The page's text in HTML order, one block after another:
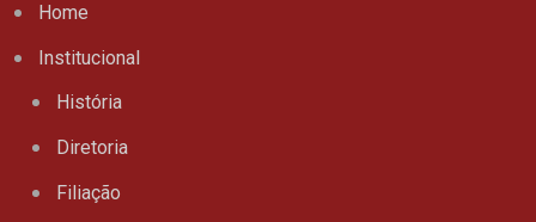
Home
Institucional
História
Diretoria
Filiação